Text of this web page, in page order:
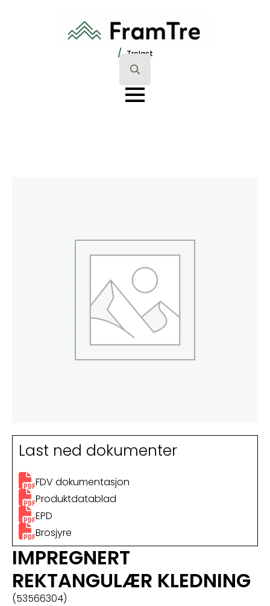
/ Trelast
Search
for:
Last ned dokumenter
FDV dokumentasjon
Produktdatablad
EPD
Brosjyre
IMPREGNERT
REKTANGULÆR KLEDNING
(53566304)